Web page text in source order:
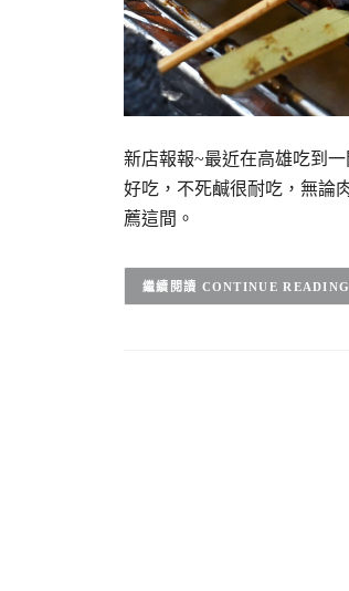
新店報報~最近在高雄吃到
好吃，不死鹹很耐吃，無論
薦這間。
CONTINUE READING